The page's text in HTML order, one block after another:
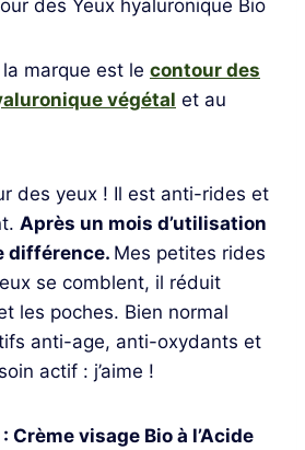
marque est le contour des
végétal et au
des yeux ! Il est anti-rides et
Après un mois d’utilisation
différence. Mes petites rides
se comblent, il réduit
les poches. Bien normal
anti-age, anti-oxydants et
actif : j’aime !
Crème visage Bio à l’Acide